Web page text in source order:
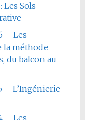
Les Sols
– Les
la méthode
du balcon au
– L’Ingénierie